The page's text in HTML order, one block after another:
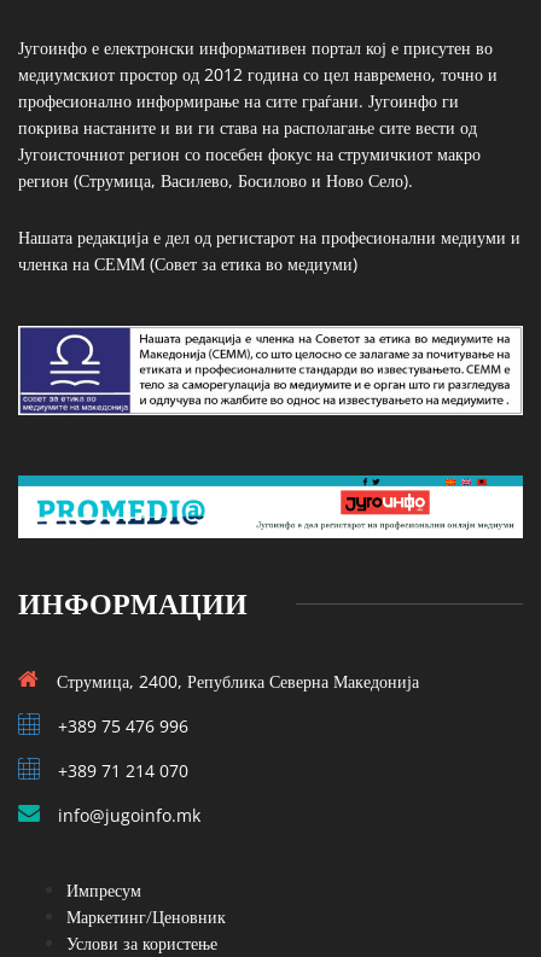
Југоинфо е електронски информативен портал кој е присутен во
медиумскиот простор од 2012 година со цел навремено, точно и
професионално информирање на сите граѓани. Југоинфо ги
покрива настаните и ви ги става на располагање сите вести од
Југоисточниот регион со посебен фокус на струмичкиот макро
регион (Струмица, Василево, Босилово и Ново Село).
Нашата редакција е дел од регистарот на професионални медиуми и
членка на СЕММ (Совет за етика во медиуми)
ИНФОРМАЦИИ
Струмица, 2400, Република Северна Македонија
+389 75 476 996
+389 71 214 070
info@jugoinfo.mk
Импресум
Маркетинг/Ценовник
Услови за користење